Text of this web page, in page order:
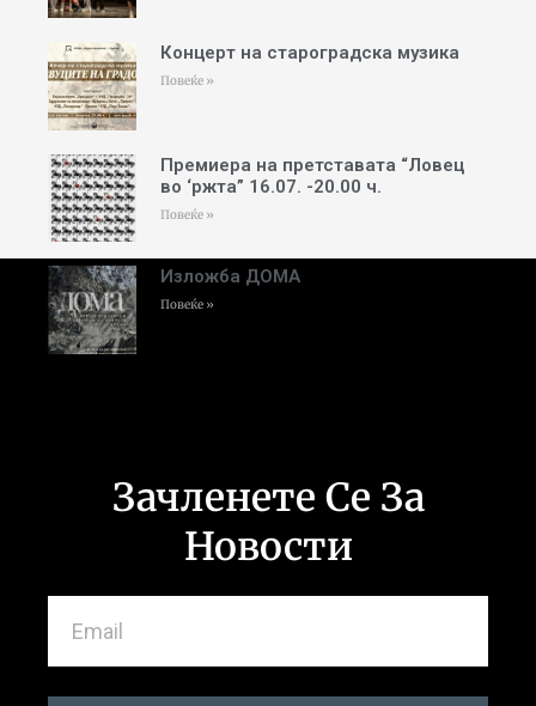
Концерт на староградска музика
Повеќе »
Премиера на претставата “Ловец
во ‘ржта” 16.07. -20.00 ч.
Повеќе »
Изложба ДОМА
Повеќе »
Зачленете Се За
Новости